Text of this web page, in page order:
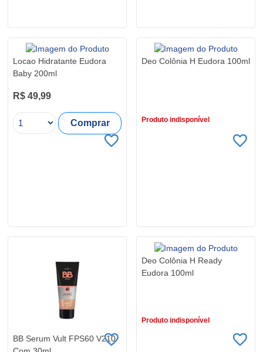
Locao Hidratante Eudora
Baby 200ml
R$ 49,99
Comprar
Deo Colônia H Eudora 100ml
Produto indisponível
BB Serum Vult FPS60 V210
Deo Colônia H Ready
Eudora 100ml
Produto indisponível